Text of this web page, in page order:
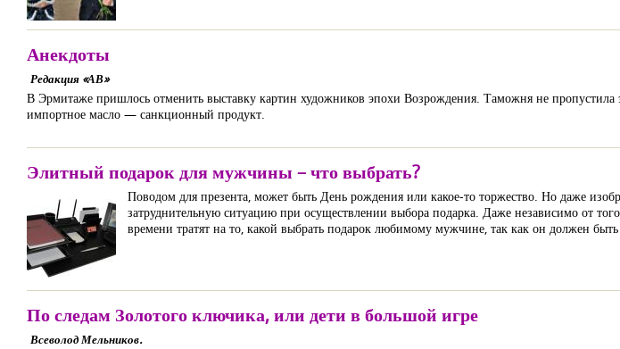
Анекдоты
Редакция «АВ»
В Эрмитаже пришлось отменить выставку картин художников эпохи Возрождения. Таможня не
импортное масло — санкционный продукт.
Элитный подарок для мужчины – что выбрать?
Поводом для презента, может быть День рождения или какое-то торжество. Но даже
затруднительную ситуацию при осуществлении выбора подарка. Даже независимо от
времени тратят на то, какой выбрать подарок любимому мужчине, так как он должен
По следам Золотого ключика, или дети в большой игре
Всеволод Мельников.